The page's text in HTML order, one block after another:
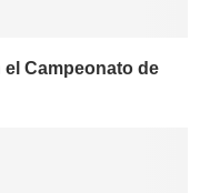
el Campeonato de